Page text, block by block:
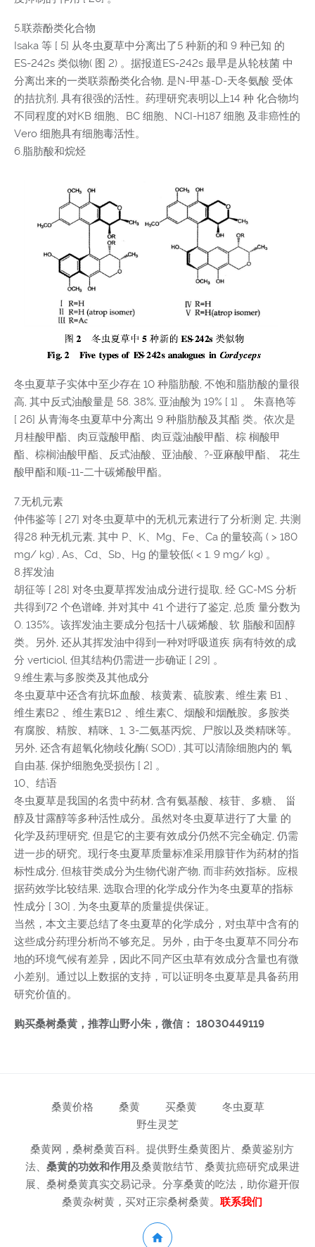
5.联萘酚类化合物
Isaka 等 [ 5] 从冬虫夏草中分离出了5 种新的和 9 种已知 的
ES-242s 类似物( 图 2) 。据报道ES-242s 最早是从轮枝菌 中
分离出来的一类联萘酚类化合物, 是N-甲基-D-天冬氨酸 受体
的拮抗剂, 具有很强的活性。药理研究表明以上14 种 化合物均
不同程度的对KB 细胞、BC 细胞、NCI-H187 细胞 及非癌性的
Vero 细胞具有细胞毒活性。
6.脂肪酸和烷烃
冬虫夏草子实体中至少存在 10 种脂肪酸, 不饱和脂肪酸的量很
高, 其中反式油酸量是 58. 38%, 亚油酸为 19% [ 1] 。 朱喜艳等
[ 26] 从青海冬虫夏草中分离出 9 种脂肪酸及其酯 类。依次是
月桂酸甲酯、肉豆蔻酸甲酯、肉豆蔻油酸甲酯、棕 榈酸甲
酯、棕榈油酸甲酯、反式油酸、亚油酸、?-亚麻酸甲酯、 花生
酸甲酯和顺-11-二十碳烯酸甲酯。
7.无机元素
仲伟鉴等 [ 27] 对冬虫夏草中的无机元素进行了分析测 定, 共测
得28 种无机元素, 其中 P、K、Mg、Fe、Ca 的量较高 ( > 180
mg/ kg) , As、Cd、Sb、Hg 的量较低( < 1. 9 mg/ kg) 。
8.挥发油
胡征等 [ 28] 对冬虫夏草挥发油成分进行提取, 经 GC-MS 分析
共得到72 个色谱峰, 并对其中 41 个进行了鉴定, 总质 量分数为
0. 135%。该挥发油主要成分包括十八碳烯酸、软 脂酸和固醇
类。另外, 还从其挥发油中得到一种对呼吸道疾 病有特效的成
分 verticiol, 但其结构仍需进一步确证 [ 29] 。
9.维生素与多胺类及其他成分
冬虫夏草中还含有抗坏血酸、核黄素、硫胺素、维生素 B1 、
维生素B2 、维生素B12 、维生素C、烟酸和烟酰胺。多胺类
有腐胺、精胺、精咪、1, 3-二氨基丙烷、尸胺以及类精咪等。
另外, 还含有超氧化物歧化酶( SOD) , 其可以清除细胞内的 氧
自由基, 保护细胞免受损伤 [ 2] 。
10、结语
冬虫夏草是我国的名贵中药材, 含有氨基酸、核苷、多糖、 甾
醇及甘露醇等多种活性成分。虽然对冬虫夏草进行了大量 的
化学及药理研究, 但是它的主要有效成分仍然不完全确定, 仍需
进一步的研究。现行冬虫夏草质量标准采用腺苷作为药材的指
标性成分, 但核苷类成分为生物代谢产物, 而非药效指标。应根
据药效学比较结果, 选取合理的化学成分作为冬虫夏草的指标
性成分 [ 30] , 为冬虫夏草的质量提供保证。
当然，本文主要总结了冬虫夏草的化学成分，对虫草中含有的
这些成分药理分析尚不够充足。另外，由于冬虫夏草不同分布
地的环境气候有差异，因此不同产区虫草有效成分含量也有微
小差别。通过以上数据的支持，可以证明冬虫夏草是具备药用
研究价值的。
购买桑树桑黄，推荐山野小朱，微信： 18030449119
桑黄价格 桑黄 买桑黄
冬虫夏草
野生灵芝
桑黄网，桑树桑黄百科。提供野生桑黄图片、桑黄鉴别方
法、 桑黄的功效和作用及桑黄散结节、桑黄抗癌研究成果进
展、桑树桑黄真实交易记录。分享桑黄的吃法，助你避开假
桑黄杂树黄，买对正宗桑树桑黄。 联系我们